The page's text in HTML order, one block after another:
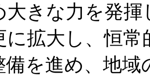
大きな力を発
に拡大し、恒
備を進め、地